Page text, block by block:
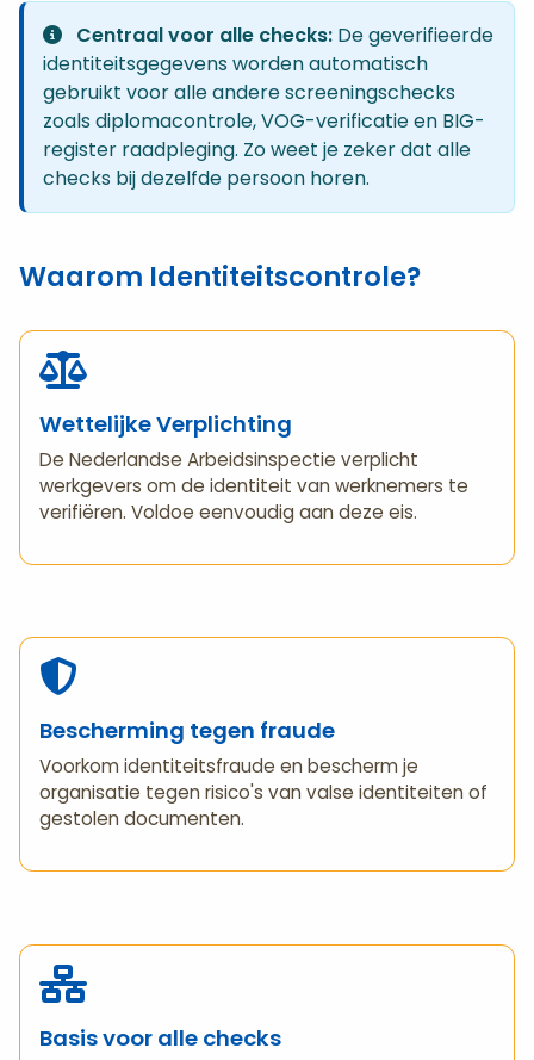
Centraal voor alle checks: De geverifieerde
identiteitsgegevens worden automatisch
gebruikt voor alle andere screeningschecks
zoals diplomacontrole, VOG-verificatie en BIG-
register raadpleging. Zo weet je zeker dat alle
checks bij dezelfde persoon horen.
Waarom Identiteitscontrole?
Wettelijke Verplichting
De Nederlandse Arbeidsinspectie verplicht
werkgevers om de identiteit van werknemers te
verifiëren. Voldoe eenvoudig aan deze eis.
Bescherming tegen fraude
Voorkom identiteitsfraude en bescherm je
organisatie tegen risico's van valse identiteiten of
gestolen documenten.
Basis voor alle checks